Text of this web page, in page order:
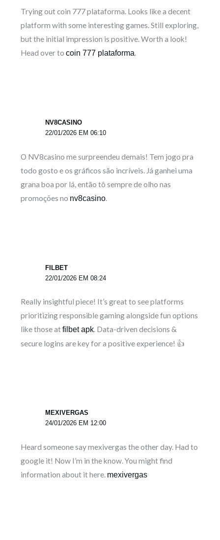
Trying out coin 777 plataforma. Looks like a decent
platform with some interesting games. Still exploring,
but the initial impression is positive. Worth a look!
Head over to coin 777 plataforma.
NV8CASINO
22/01/2026 EM 06:10
O NV8casino me surpreendeu demais! Tem jogo pra
todo gosto e os gráficos são incríveis. Já ganhei uma
grana boa por lá, então tô sempre de olho nas
promoções no nv8casino.
FILBET
22/01/2026 EM 08:24
Really insightful piece! It’s great to see platforms
prioritizing responsible gaming alongside fun options
like those atfilbet apk. Data-driven decisions &
secure logins are key for a positive experience! 👍
MEXIVERGAS
24/01/2026 EM 12:00
Heard someone say mexivergas the other day. Had to
google it! Now I’m in the know. You might find
information about it here. mexivergas